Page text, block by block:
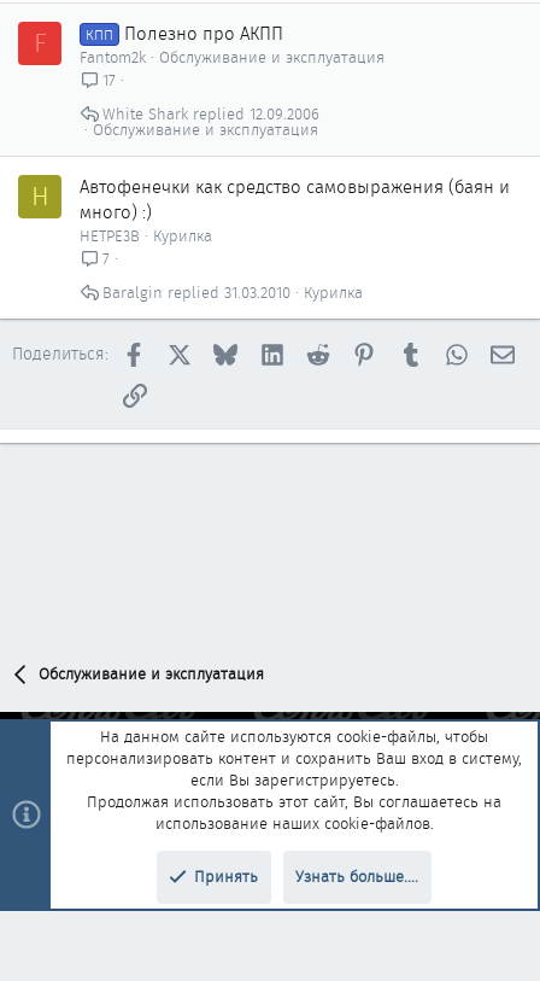
F КПП Полезно про АКПП
Fantom2k
Обслуживание и эксплуатация
17
Обслуживание и эксплуатация
12.09.2006
White Shark
H
Автофенечки как сpедство самовыражения (баян и
много) :)
HETPE3B
Курилка
7
Курилка
31.03.2010
Baralgin
Поделиться: Facebook BlueskyLinkedInReddit PinterestTumblr
Ссылка
Обслуживание и эксплуатация
Обратная связь
Условия и правила
Политика конфиденциальности
Помощь Главная
R
add-ons by ThemeHouse Перевод от Jumuro®
На данном сайте используются cookie-файлы, чтобы
персонализировать контент и сохранить Ваш вход в систему,
если Вы зарегистрируетесь.
Продолжая использовать этот сайт, Вы соглашаетесь на
использование наших cookie-файлов.
Принять Узнать больше....